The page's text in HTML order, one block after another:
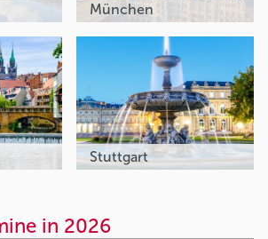
München
Stuttgart
in 2026